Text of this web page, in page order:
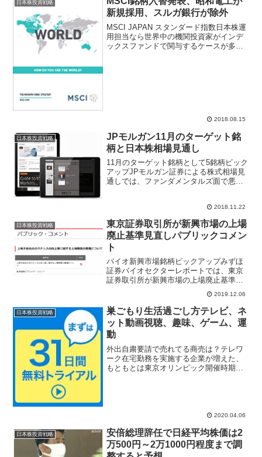
に前年比で増加を...
日本株投資戦略
新規採用、スルガ銀行が除外
MSCI JAPAN スタンダード指数日本株運
用担当なら世界中の機関投資家がインデ
ックスファンドで関与するケースが多い
2018.08.15
日本株投資戦略
JPモルガン11月のターゲット銘
柄と日本株相場見通し
11月のターゲット銘柄として5銘柄ピック
アップJPモルガン証券による株式相場見
通しでは、ファンダメンタルズ面で悪材
的にはリバウンドが起こりやすい環境と
指摘。来年の企業業...
2018.11.22
日本株投資戦略
東京証券取引所が新興市場の上場
廃止基準見直しパブリックコメン
ト
バイオ新興市場銘柄ピックアップみずほ
証券バイオセクターレポートでは、東京
証券取引所が新興市場の上場廃止基準見
直しを含むパブリックコメントを発表し
たことを受け、デウエスタンセラピテク
スやメディシノバの扱いは明記されてい
ないものの、コメントの主...
2019.12.06
日本株投資戦略
巣ごもり生活過ごし方テレビ、ネ
ット動画視聴、趣味、ゲーム、運
動
外出自粛要請で売れてる商売は？テレワ
ーク在宅勤務を実施する企業が増えた、
もともとは東京オリンピック開催時期に
2020.04.06
日本株投資戦略
安倍総理辞任で日経平均株価は2
万500円～2万1000円程度まで調